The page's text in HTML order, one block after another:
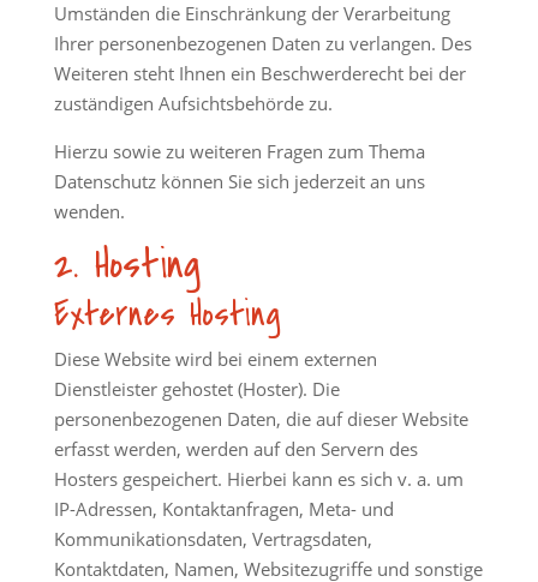
Umständen die Einschränkung der Verarbeitung
Ihrer personenbezogenen Daten zu verlangen. Des
Weiteren steht Ihnen ein Beschwerderecht bei der
zuständigen Aufsichtsbehörde zu.
Hierzu sowie zu weiteren Fragen zum Thema
Datenschutz können Sie sich jederzeit an uns
wenden.
2. Hosting
Externes Hosting
Diese Website wird bei einem externen
Dienstleister gehostet (Hoster). Die
personenbezogenen Daten, die auf dieser Website
erfasst werden, werden auf den Servern des
Hosters gespeichert. Hierbei kann es sich v. a. um
IP-Adressen, Kontaktanfragen, Meta- und
Kommunikationsdaten, Vertragsdaten,
Kontaktdaten, Namen, Websitezugriffe und sonstige